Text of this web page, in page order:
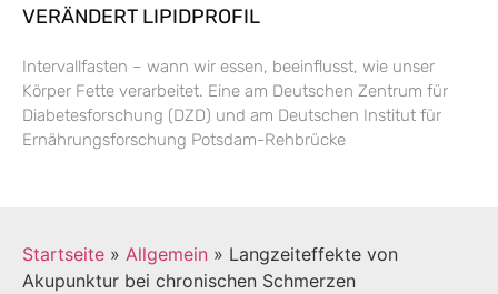
VERÄNDERT LIPIDPROFIL
Intervallfasten – wann wir essen, beeinflusst, wie unser
Körper Fette verarbeitet. Eine am Deutschen Zentrum für
Diabetesforschung (DZD) und am Deutschen Institut für
Ernährungsforschung Potsdam-Rehbrücke
Startseite » Allgemein » Langzeiteffekte von
Akupunktur bei chronischen Schmerzen